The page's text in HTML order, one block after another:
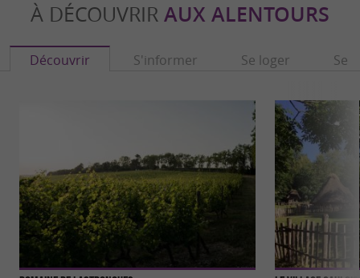
À DÉCOUVRIR AUX ALENTOURS
Découvrir S'informer Se loger Se